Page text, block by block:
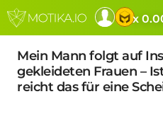
x
Mein Mann folgt auf
gekleideten Frauen –
reicht das für eine